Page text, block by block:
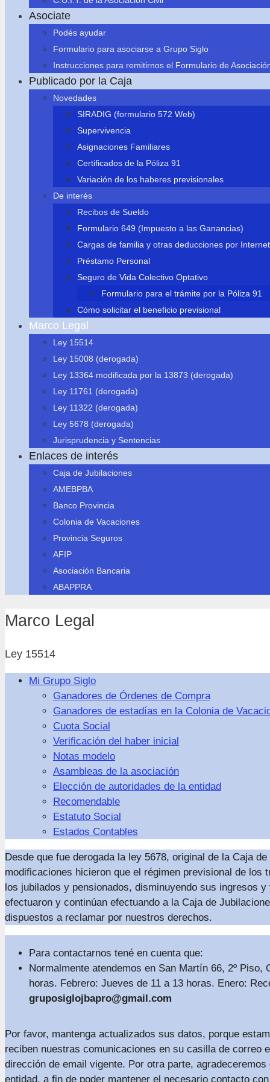
Asociate
Podés ayudar
Formulario para asociarse a Grupo Siglo
Instrucciones para remitirnos el Formulario de
Publicado por la Caja
Novedades
SIRADIG (formulario 572 Web)
Supervivencia
Asignaciones Familiares
Certificados de la Póliza 91
Variación de los haberes previsionales
De interés
Recibos de Sueldo
Formulario 649 (Impuesto a las Ganancias)
Cargas de familia y otras deducciones por Internet
Préstamo Personal
Seguro de Vida Colectivo Optativo
Formulario para el trámite por la Póliza 91
Cómo solicitar el beneficio previsional
Marco Legal
Ley 15514
Ley 15008 (derogada)
Ley 13364 modificada por la 13873 (derogada)
Ley 11761 (derogada)
Ley 11322 (derogada)
Ley 5678 (derogada)
Jurisprudencia y Sentencias
Enlaces de interés
Caja de Jubilaciones
AMEBPBA
Banco Provincia
Colonia de Vacaciones
Provincia Seguros
AFIP
Asociación Bancaria
ABAPPRA
Marco Legal
Ley 15514
Mi Grupo Siglo
Ganadores de Órdenes de Compra
Ganadores de estadías en la Colonia de
Cuota Social
Verificación del haber inicial
Notas modelo
Asambleas de la asociación
Elección de autoridades de la entidad
Recomendable
Estatuto Social
Estados Contables
Desde que fue derogada la ley 5678, original de la Caja
modificaciones hicieron que el régimen previsional de los
los jubilados y pensionados, disminuyendo sus ingresos
efectuaron y continúan efectuando a la Caja de
dispuestos a reclamar por nuestros derechos.
Para contactarnos tené en cuenta que:
Normalmente atendemos en San Martín 66, 2º
horas. Febrero: Jueves de 11 a 13 horas. Enero:
gruposiglojbapro@gmail.com
Por favor, mantenga actualizados sus datos, porque
reciben nuestras comunicaciones en su casilla de
dirección de email vigente. Por otra parte,
entidad, a fin de poder mantener el necesario contacto